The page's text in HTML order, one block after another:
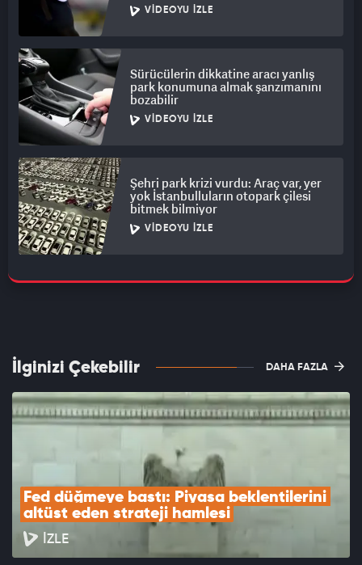
VIDEOYU İZLE
Sürücülerin dikkatine aracı yanlış
park konumuna almak şanzımanını
bozabilir
VIDEOYU İZLE
Şehri park krizi vurdu: Araç var, yer
yok İstanbulluların otopark çilesi
bitmek bilmiyor
VIDEOYU İZLE
İlginizi Çekebilir DAHA FAZLA
Fed düğmeye bastı: Piyasa beklentilerini
altüst eden strateji hamlesi
İZLE